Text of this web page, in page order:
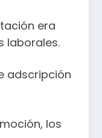
era
laborales.
adscripción
los